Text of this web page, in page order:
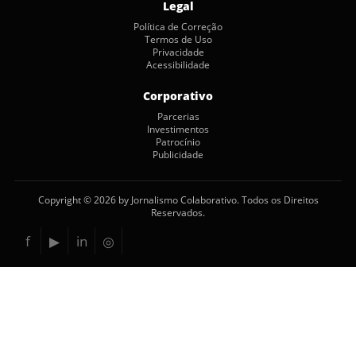
Legal
Política de Correção
Termos de Uso
Privacidade
Acessibilidade
Corporativo
Parcerias
Investimentos
Patrocínio
Publicidade
Copyright © 2026 by Jornalismo Colaborativo. Todos os Direitos
Reservados.
f ▶ in ◎